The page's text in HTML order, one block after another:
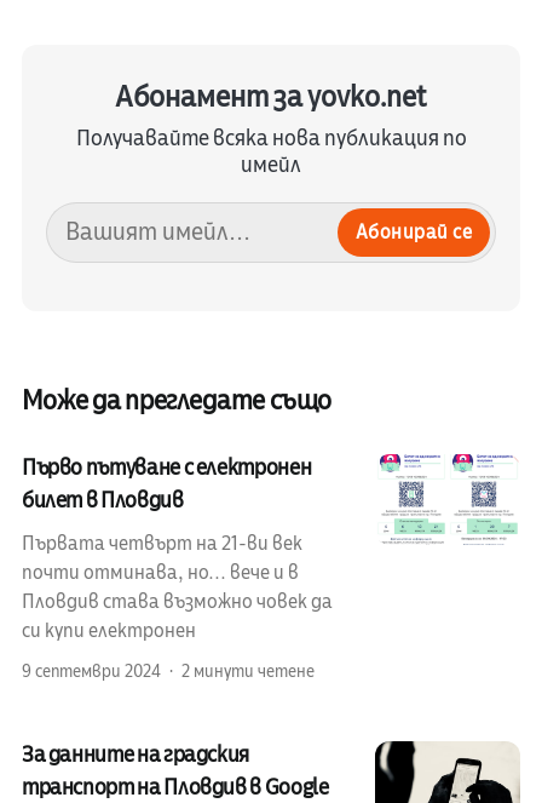
Абонамент за yovko.net
Получавайте всяка нова публикация по
имейл
Абонирай се
Може да прегледате също
Първо пътуване с електронен
билет в Пловдив
Първата четвърт на 21-ви век
почти отминава, но... вече и в
Пловдив става възможно човек да
си купи електронен
9 септември 2024 2 минути четене
За данните на градския
транспорт на Пловдив в Google